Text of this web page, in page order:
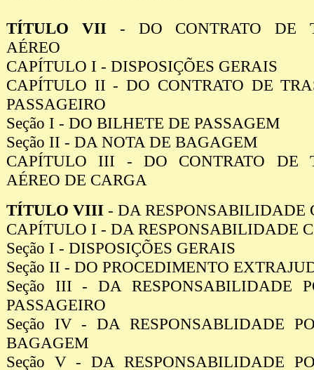
TÍTULO VII- DO CONTRATO DE
AÉREO
CAPÍTULO I - DISPOSIÇÕES GERAIS
CAPÍTULO II - DO CONTRATO DE
PASSAGEIRO
Seção I - DO BILHETE DE PASSAGEM
Seção II - DA NOTA DE BAGAGEM
CAPÍTULO III - DO CONTRATO DE
AÉREO DE CARGA
TÍTULO VIII - DA RESPONSABILIDADE
CAPÍTULO I - DA RESPONSABILIDADE
Seção I - DISPOSIÇÕES GERAIS
Seção II - DO PROCEDIMENTO
Seção III - DA RESPONSABILIDADE
PASSAGEIRO
Seção IV - DA RESPONSABLIDADE
BAGAGEM
Seção V - DA RESPONSABILIDADE